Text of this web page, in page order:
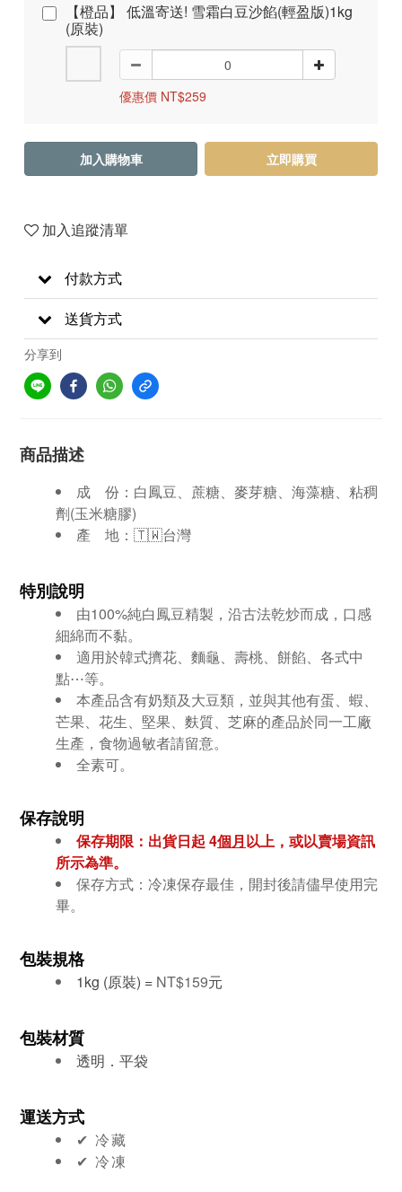
【橙品】 低溫寄送! 雪霜白豆沙餡(輕盈版)1kg
(原裝)
優惠價 NT$259
加入購物車 立即購買
加入追蹤清單
付款方式
送貨方式
分享到
商品描述
成 份： 白鳳豆、蔗糖、麥芽糖、海藻糖、粘稠
劑(玉米糖膠)
產 地：🇹🇼台灣
特別說明
由100%純白鳳豆精製，沿古法乾炒而成，口感
細綿而不黏。
適用於韓式擠花、麵龜、壽桃、餅餡、各式中
點⋯等。
本產品含有奶類及大豆類，並與其他有蛋、蝦、
芒果、花生、堅果、麩質、芝麻的產品於同一工廠
生產，食物過敏者請留意。
全素可。
保存說明
保存期限：出貨日起 4個月以上，或以賣場資訊
所示為準。
保存方式：冷凍保存最佳，開封後請儘早使用完
畢。
包裝規格
1kg (原裝) = NT$159元
包裝材質
透明．平袋
運送方式
✔︎ 冷藏
✔︎ 冷凍